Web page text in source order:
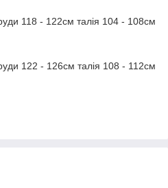
118 - 122см талія 104 - 108см
122 - 126см талія 108 - 112см